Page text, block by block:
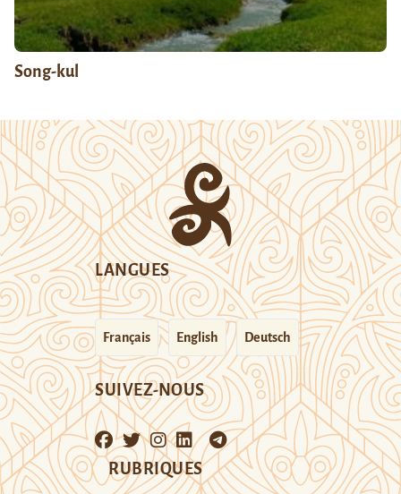
Song-kul
LANGUES
Français English Deutsch
SUIVEZ-NOUS
RUBRIQUES